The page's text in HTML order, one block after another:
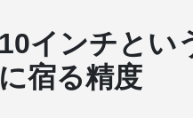
10インチとい
に宿る精度